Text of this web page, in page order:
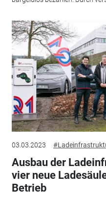
03.03.2023
Ausbau der
vier neue
Betrieb